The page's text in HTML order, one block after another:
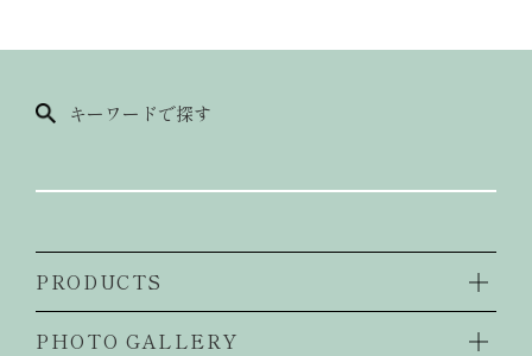
キーワードで探す
PRODUCTS
PHOTO GALLERY